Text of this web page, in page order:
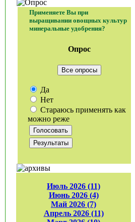
Применяете Вы при
выращивании овощных культур
минеральные удобрения?
Опрос
Все опросы
Да
Нет
Стараюсь применять как
можно реже
Июль 2026 (11)
Июнь 2026 (4)
Май 2026 (7)
Апрель 2026 (11)